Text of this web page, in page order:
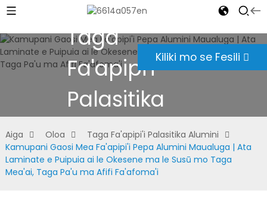
Kiliki mo se Fesili
Taga
Fa'apipi'i
Palasitika
Alumini
Aiga Oloa
Taga Fa'apipi'i Palasitika Alumini
Kamupani Gaosi Mea Fa'apipi'i Pepa Alumini Maualuga | Ata
Laminate e Puipuia ai le Okesene ma le Susū mo Taga
Mea'ai, Taga Pa'u ma Afifi Fa'afoma'i